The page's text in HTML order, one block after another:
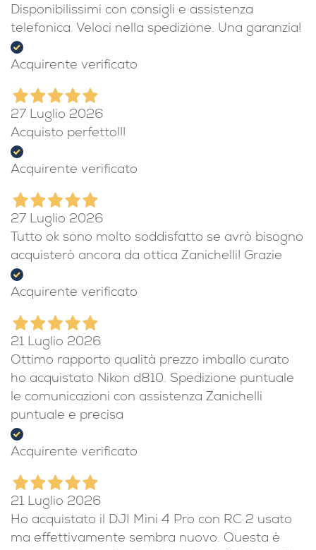
Disponibilissimi con consigli e assistenza
telefonica. Veloci nella spedizione. Una garanzia!
Acquirente verificato
27 Luglio 2026
Acquisto perfetto!!!
Acquirente verificato
27 Luglio 2026
Tutto ok sono molto soddisfatto se avrò bisogno
acquisterò ancora da ottica Zanichelli! Grazie
Acquirente verificato
21 Luglio 2026
Ottimo rapporto qualità prezzo imballo curato
ho acquistato Nikon d810. Spedizione puntuale
le comunicazioni con assistenza Zanichelli
puntuale e precisa
Acquirente verificato
21 Luglio 2026
Ho acquistato il DJI Mini 4 Pro con RC 2 usato
ma effettivamente sembra nuovo. Questa è